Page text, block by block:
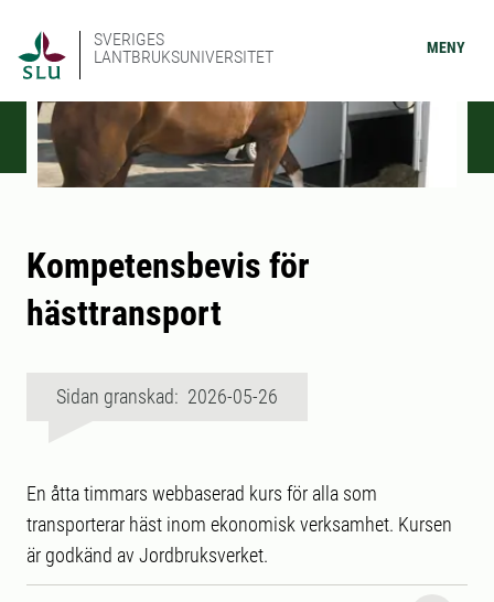
SVERIGES
LANTBRUKSUNIVERSITET
MENY
Kompetensbevis för
hästtransport
Sidan granskad: 2026-05-26
En åtta timmars webbaserad kurs för alla som
transporterar häst inom ekonomisk verksamhet. Kursen
är godkänd av Jordbruksverket.